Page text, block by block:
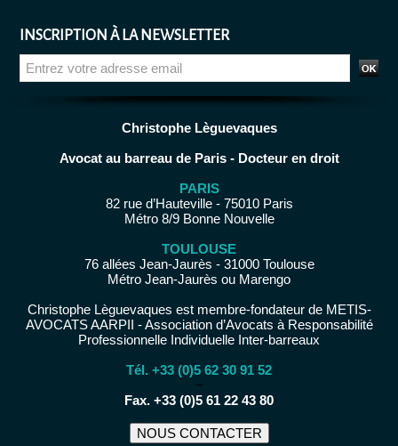
INSCRIPTION À LA NEWSLETTER
Christophe Lèguevaques
Avocat au barreau de Paris - Docteur en droit
PARIS
82 rue d’Hauteville - 75010 Paris
Métro 8/9 Bonne Nouvelle
TOULOUSE
76 allées Jean-Jaurès - 31000 Toulouse
Métro Jean-Jaurès ou Marengo
Christophe Lèguevaques est membre-fondateur de METIS-
AVOCATS AARPII - Association d’Avocats à Responsabilité
Professionnelle Individuelle Inter-barreaux
Tél. +33 (0)5 62 30 91 52
−
Fax. +33 (0)5 61 22 43 80
NOUS CONTACTER